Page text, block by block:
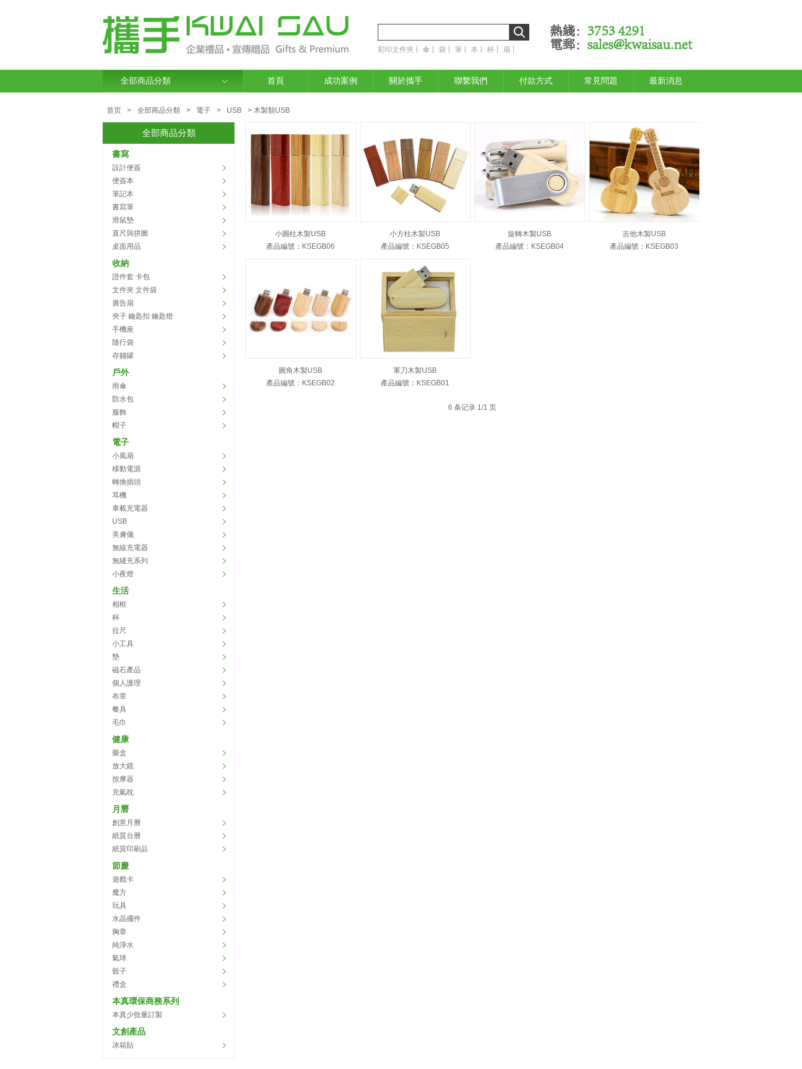
彩印文件夾 傘 袋 筆 本 杯 扇
全部商品分類 首頁 成功案例 關於攜手 聯繫我們 付款方式 常見問題 最新消息
首页 > 全部商品分類 > 電子 > USB > 木製類USB
全部商品分類
書寫
設計便簽
便簽本
筆記本
書寫筆
滑鼠墊
直尺與拼圖
桌面用品
收納
證件套 卡包
文件夾 文件袋
廣告扇
夾子 鑰匙扣 鑰匙燈
手機座
隨行袋
存錢罐
戶外
雨傘
防水包
服飾
帽子
電子
小風扇
移動電源
轉換插頭
耳機
車載充電器
USB
美膚儀
無線充電器
無綫充系列
小夜燈
生活
相框
杯
拉尺
小工具
墊
磁石產品
個人護理
布章
餐具
毛巾
健康
藥盒
放大鏡
按摩器
充氣枕
月曆
創意月曆
紙質台曆
紙質印刷品
節慶
遊戲卡
魔方
玩具
水晶擺件
胸章
純淨水
氣球
骰子
禮盒
本真環保商務系列
本真少批量訂製
文創產品
冰箱貼
小圓柱木製USB
產品編號：KSEGB06
小方柱木製USB
產品編號：KSEGB05
旋轉木製USB
產品編號：KSEGB04
吉他木製USB
產品編號：KSEGB03
圓角木製USB
產品編號：KSEGB02
軍刀木製USB
產品編號：KSEGB01
6 条记录 1/1 页